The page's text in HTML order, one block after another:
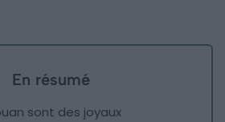
En résumé
sont des joyaux